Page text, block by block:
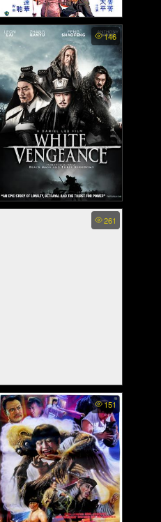
Two Champions Of Shaolin -
จอมโหดเส้าหลินถล่มบู๊ตึง
(1980)
146
White Vengeance - ฌ้อปาอ๋อง
ศึกแผ่นดินไม่สิ้นแค้น (2011)
261
Dragon Hunt - ตามล่าหามังกร
(2023)
151